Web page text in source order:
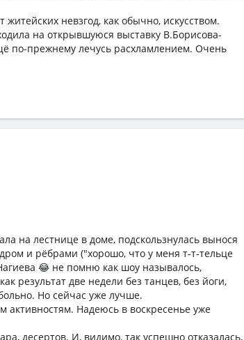
невзгод, как обычно, искусством.
на открывшуюся выставку В.Борисова-
по-прежнему лечусь расхламлением. Очень
на лестнице в доме, подскользнулась вынося
и рёбрами ("хорошо, что у меня т-т-тельце
😂 не помню как шоу называлось,
результат две недели без танцев, без йоги,
Но сейчас уже лучше.
активностям. Надеюсь в воскресенье уже
десертов. И, видимо, так успешно отказалась,